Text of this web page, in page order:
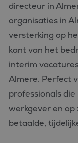
directeur in
organisaties in
versterking op
kant van het
interim
Almere. Perfect
professionals
werkgever en op
betaalde,